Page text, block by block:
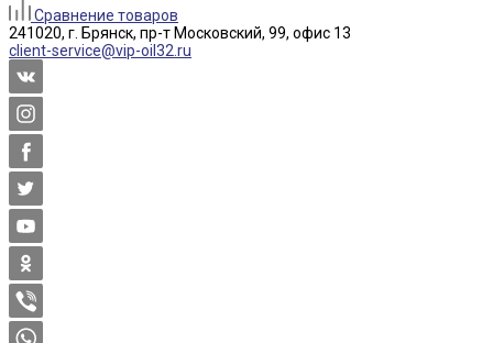
Сравнение товаров
241020, г. Брянск, пр-т Московский, 99, офис 13
client-service@vip-oil32.ru